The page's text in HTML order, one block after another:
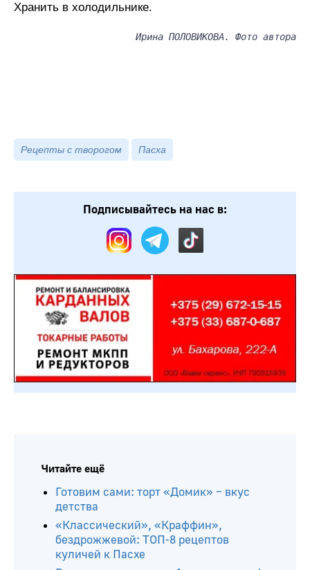
Хранить в холодильнике.
Ирина ПОЛОВИКОВА. Фото автора
Рецепты с творогом Пасха
Подписывайтесь на нас в:
Читайте ещё
Готовим сами: торт «Домик» – вкус
детства
«Классический», «Краффин»,
бездрожжевой: ТОП-8 рецептов
куличей к Пасхе